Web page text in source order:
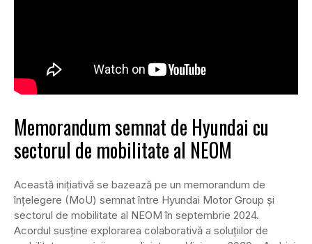
Memorandum semnat de Hyundai cu
sectorul de mobilitate al NEOM
Această inițiativă se bazează pe un memorandum de
înțelegere (MoU) semnat între Hyundai Motor Group și
sectorul de mobilitate al NEOM în septembrie 2024.
Acordul susține explorarea colaborativă a soluțiilor de